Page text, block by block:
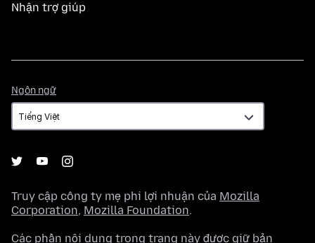
Nhận trợ giúp
Ngôn ngữ
ngữ
Truy cập công ty mẹ phi lợi nhuận của Mozilla
Corporation, Mozilla Foundation.
Các phần nội dung trong trang này được giữ bản